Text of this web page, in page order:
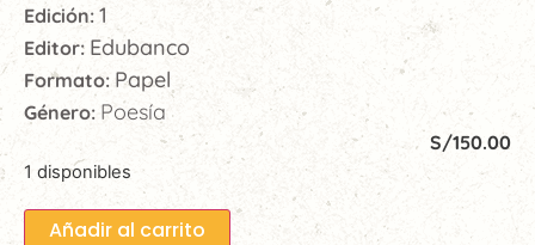
Edición: 1
Editor: Edubanco
Formato: Papel
Género: Poesía
S/150.00
1 disponibles
Añadir al carrito